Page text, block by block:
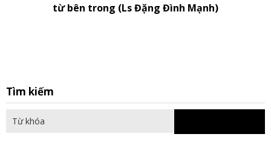
từ bên trong (Ls Đặng Đình Mạnh)
Tìm kiếm